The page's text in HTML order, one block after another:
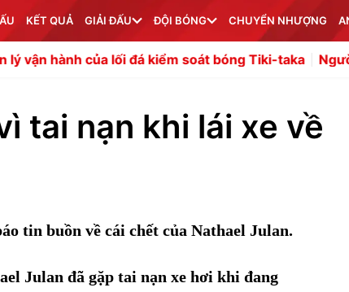
KẾT QUẢ GIẢI ĐẤU ĐỘI BÓNG CHUYỂN NHƯỢNG
lối đá kiểm soát bóng Tiki-taka Người đại diện
tai nạn khi lái xe về
tin buồn về cái chết của Nathael Julan.
Julan đã gặp tai nạn xe hơi khi đang